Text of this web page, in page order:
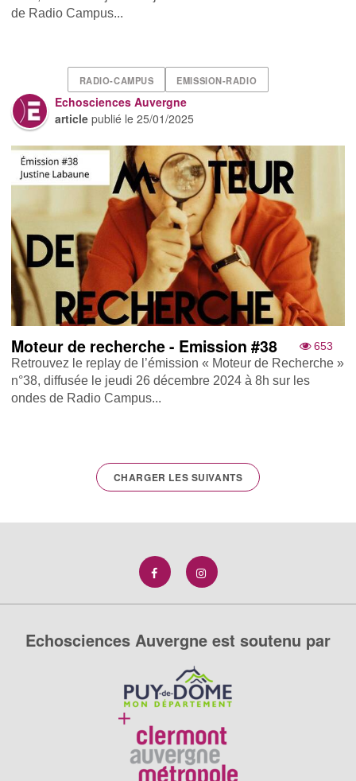
de Radio Campus...
RADIO-CAMPUS EMISSION-RADIO
Echosciences Auvergne
article publié le25/01/2025
653
Moteur de recherche - Emission #38
Retrouvez le replay de l’émission « Moteur de Recherche »
n°38, diffusée le jeudi 26 décembre 2024 à 8h sur les
ondes de Radio Campus...
CHARGER LES SUIVANTS
Echosciences Auvergne est soutenu par